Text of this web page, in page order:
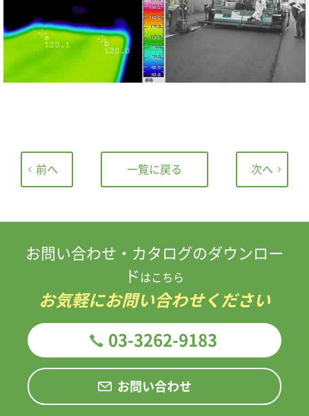
前へ 次へ
一覧に戻る
お問い合わせ・カタログのダウンロー
ド はこちら
お気軽にお問い合わせください
03-3262-9183
お問い合わせ